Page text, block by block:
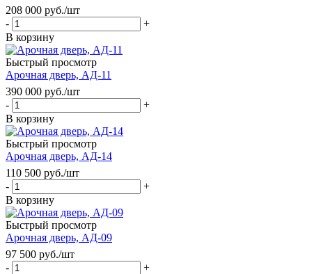
208 000 руб./шт
-
+
В корзину
Быстрый просмотр
Арочная дверь, АД-11
390 000 руб./шт
-
+
В корзину
Быстрый просмотр
Арочная дверь, АД-14
110 500 руб./шт
-
+
В корзину
Быстрый просмотр
Арочная дверь, АД-09
97 500 руб./шт
-
+